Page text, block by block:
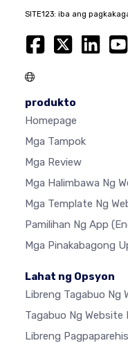
SITE123: iba ang
produkto
Homepage
Mga Tampok
Mga Review
Mga Halimbawa Ng
Mga Template Ng
Pamilihan Ng App
Mga Pinakabagong
Lahat ng Opsyon
Libreng Tagabuo Ng
Tagabuo Ng Website
Libreng